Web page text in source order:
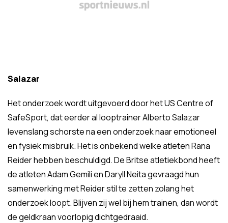
Salazar
Het onderzoek wordt uitgevoerd door het US Centre of
SafeSport, dat eerder al looptrainer Alberto Salazar
levenslang schorste na een onderzoek naar emotioneel
en fysiek misbruik. Het is onbekend welke atleten Rana
Reider hebben beschuldigd. De Britse atletiekbond heeft
de atleten Adam Gemili en Daryll Neita gevraagd hun
samenwerking met Reider stil te zetten zolang het
onderzoek loopt. Blijven zij wel bij hem trainen, dan wordt
de geldkraan voorlopig dichtgedraaid.